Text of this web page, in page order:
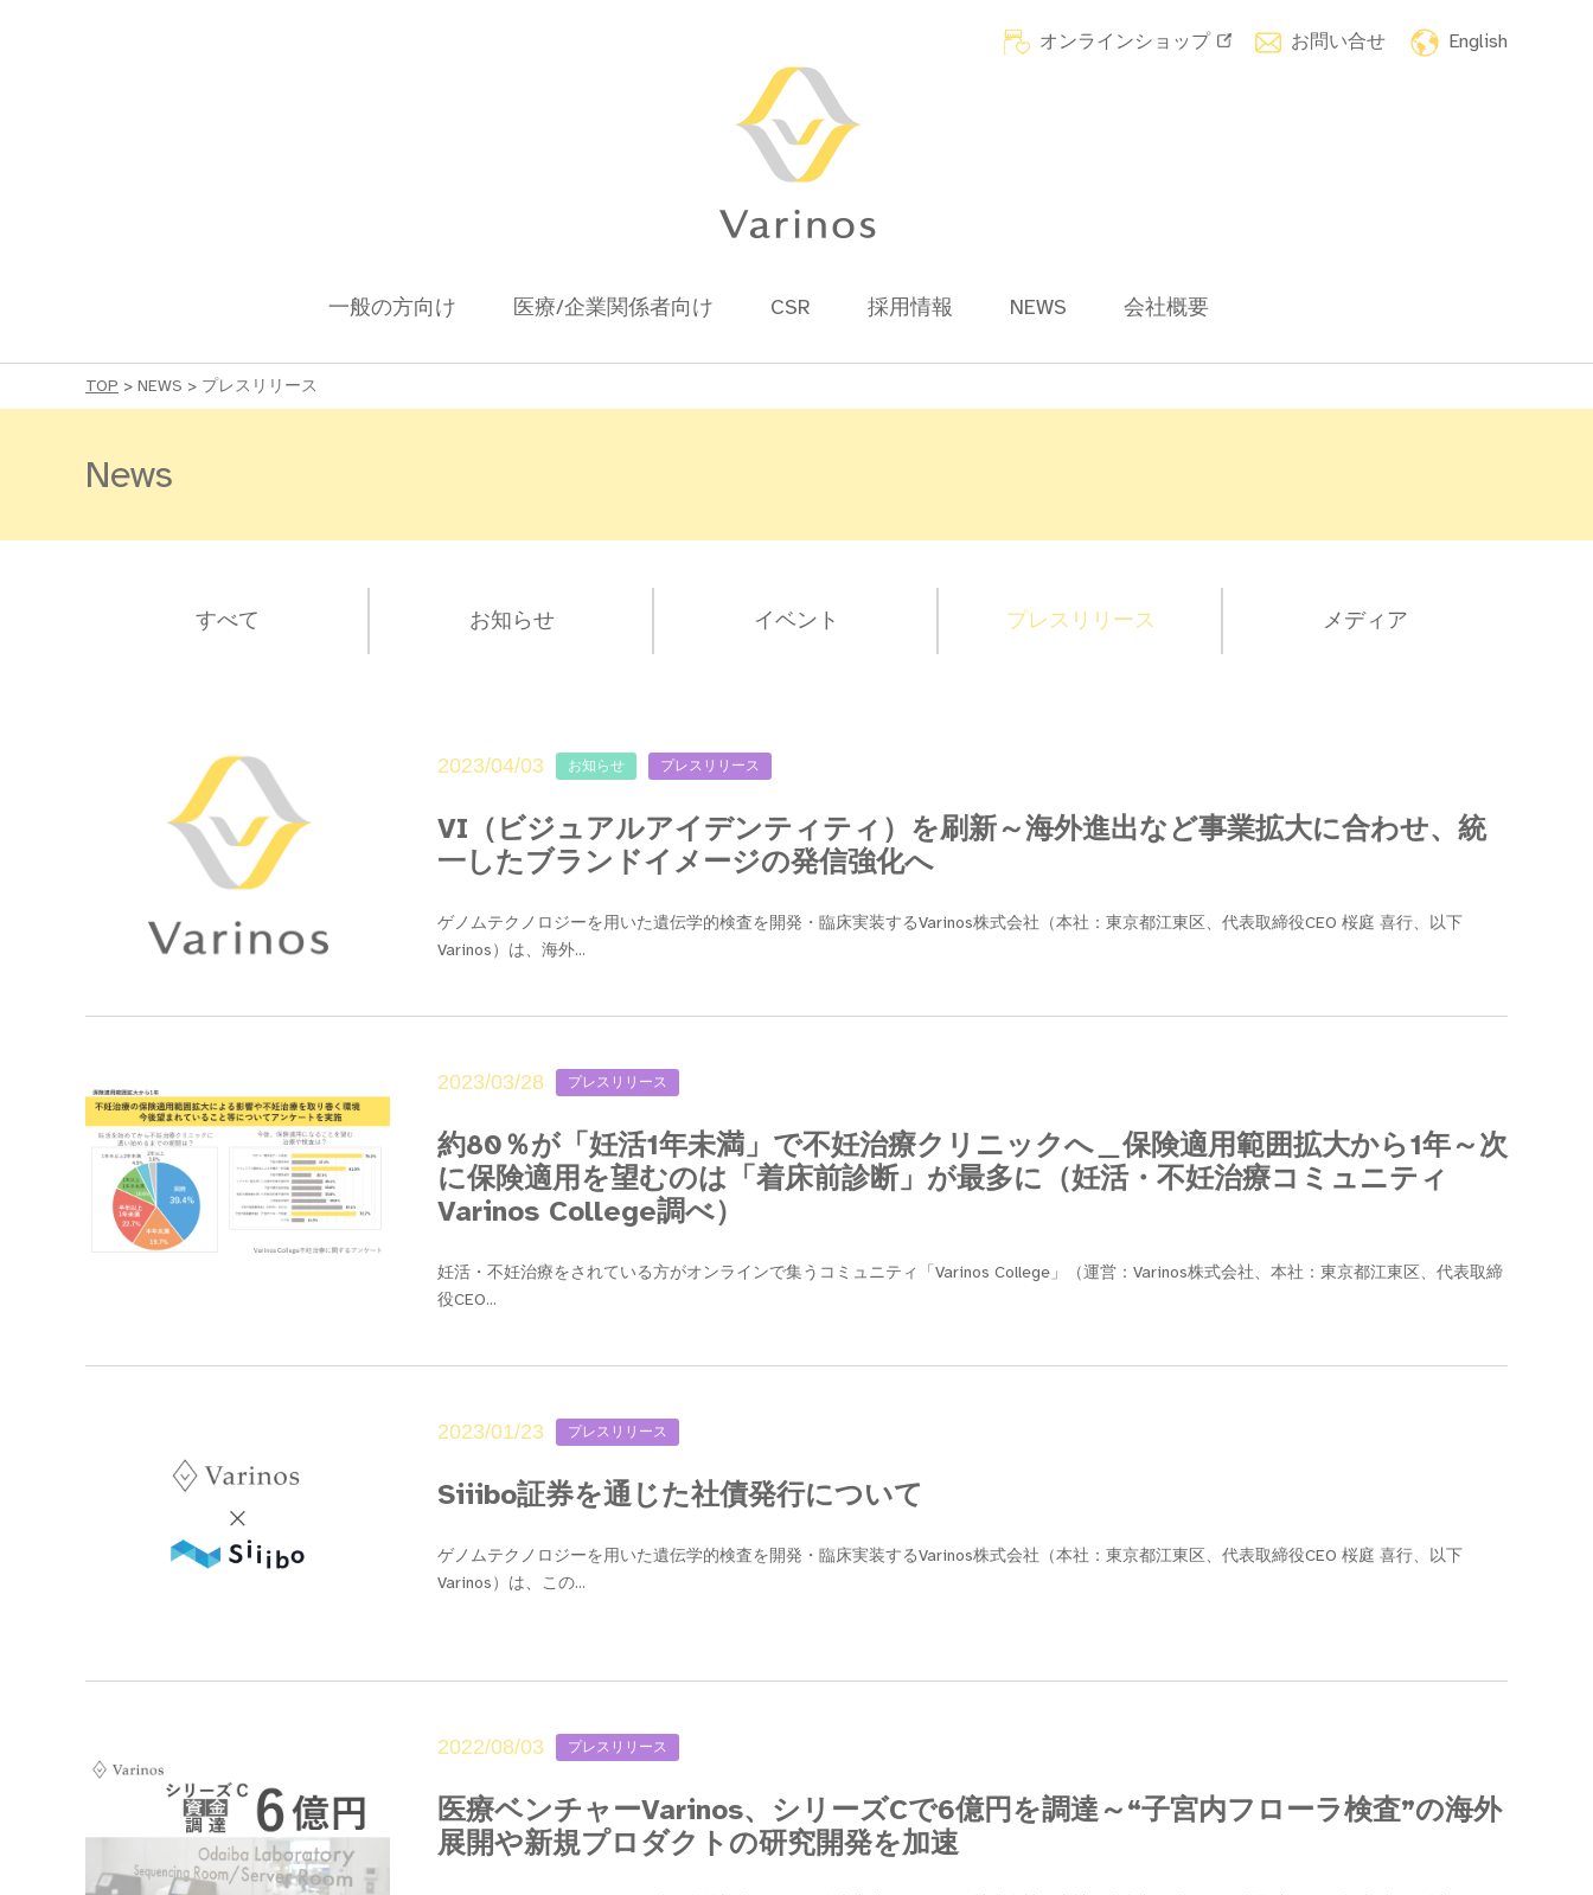
オンラインショップ お問い合せ English
一般の方向け 医療/企業関係者向け CSR 採用情報 NEWS 会社概要
TOP > NEWS > プレスリリース
News
すべて お知らせ イベント プレスリリース メディア
2023/04/03 お知らせ プレスリリース
VI（ビジュアルアイデンティティ）を刷新～海外進出など事業拡大に合わせ、統
一したブランドイメージの発信強化へ
ゲノムテクノロジーを用いた遺伝学的検査を開発・臨床実装するVarinos株式会社（本社：東京都江東区、代表取締役CEO 桜庭 喜行、以下
Varinos）は、海外...
2023/03/28 プレスリリース
約80％が「妊活1年未満」で不妊治療クリニックへ＿保険適用範囲拡大から1年～次
に保険適用を望むのは「着床前診断」が最多に（妊活・不妊治療コミュニティ
Varinos College調べ）
妊活・不妊治療をされている方がオンラインで集うコミュニティ「Varinos College」（運営：Varinos株式会社、本社：東京都江東区、代表取締
役CEO...
2023/01/23 プレスリリース
Siiibo証券を通じた社債発行について
ゲノムテクノロジーを用いた遺伝学的検査を開発・臨床実装するVarinos株式会社（本社：東京都江東区、代表取締役CEO 桜庭 喜行、以下
Varinos）は、この...
2022/08/03 プレスリリース
医療ベンチャーVarinos、シリーズCで6億円を調達～“子宮内フローラ検査”の海外
展開や新規プロダクトの研究開発を加速